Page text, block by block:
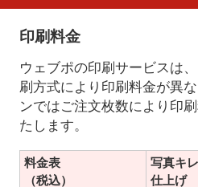
印刷料金
ウェブポの印刷サービスは
刷方式により印刷料金が異
ンではご注文枚数により印
たします。
料金表
（税込）
写真キ
仕上げ